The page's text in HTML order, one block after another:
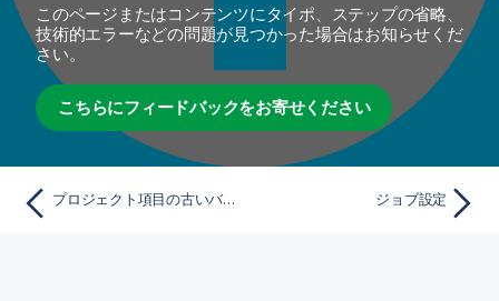
このページまたはコンテンツにタイポ、ステップの省略、
技術的エラーなどの問題が見つかった場合はお知らせくだ
さい。
こちらにフィードバックをお寄せください
プロジェクト項目の古いバージョンを削除 ジョブ設定